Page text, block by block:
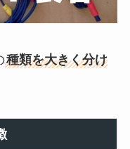
種類を大きく分け